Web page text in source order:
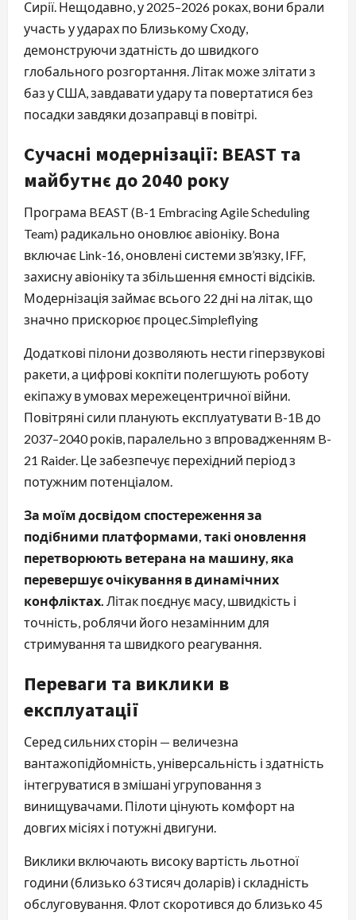
Сирії. Нещодавно, у 2025–2026 роках, вони брали
участь у ударах по Близькому Сходу,
демонструючи здатність до швидкого
глобального розгортання. Літак може злітати з
баз у США, завдавати удару та повертатися без
посадки завдяки дозаправці в повітрі.
Сучасні модернізації: BEAST та
майбутнє до 2040 року
Програма BEAST (B-1 Embracing Agile Scheduling
Team) радикально оновлює авіоніку. Вона
включає Link-16, оновлені системи зв’язку, IFF,
захисну авіоніку та збільшення ємності відсіків.
Модернізація займає всього 22 дні на літак, що
значно прискорює процес.⁠Simpleflying
Додаткові пілони дозволяють нести гіперзвукові
ракети, а цифрові кокпіти полегшують роботу
екіпажу в умовах мережецентричної війни.
Повітряні сили планують експлуатувати B-1B до
2037–2040 років, паралельно з впровадженням B-
21 Raider. Це забезпечує перехідний період з
потужним потенціалом.
За моїм досвідом спостереження за
подібними платформами, такі оновлення
перетворюють ветерана на машину, яка
перевершує очікування в динамічних
конфліктах. Літак поєднує масу, швидкість і
точність, роблячи його незамінним для
стримування та швидкого реагування.
Переваги та виклики в
експлуатації
Серед сильних сторін — величезна
вантажопідйомність, універсальність і здатність
інтегруватися в змішані угруповання з
винищувачами. Пілоти цінують комфорт на
довгих місіях і потужні двигуни.
Виклики включають високу вартість льотної
години (близько 63 тисяч доларів) і складність
обслуговування. Флот скоротився до близько 45